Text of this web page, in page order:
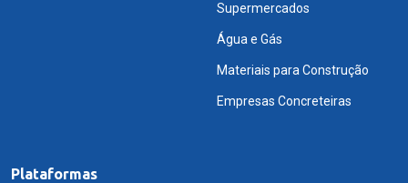
Supermercados
Água e Gás
Materiais para Construção
Empresas Concreteiras
Plataformas